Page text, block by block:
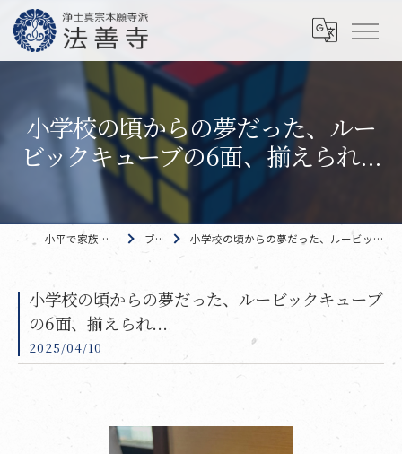
小学校の頃からの夢だった、ルー
ビックキューブの6面、揃えられ...
小平で家族葬なら 法善寺 ブログ 小学校の頃からの夢だった、ルービックキューブの6面、揃えられ...
小学校の頃からの夢だった、ルービックキューブ
の6面、揃えられ...
2025/04/10